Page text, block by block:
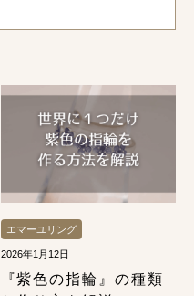
エマーユリング
2026年1月12日
『紫色の指輪』の種類